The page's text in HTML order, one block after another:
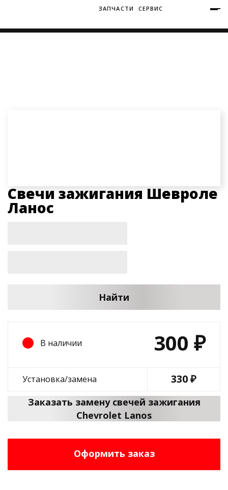
ЗАПЧАСТИ СЕРВИС
Свечи зажигания Шевроле
Ланос
Найти
В наличии 300 ₽
Установка/замена 330 ₽
Заказать замену свечей зажигания
Chevrolet Lanos
Оформить заказ